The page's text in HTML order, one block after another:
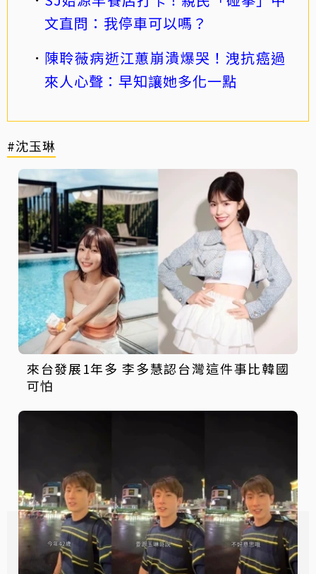
文直問：我停車可以嗎？
陳聆薇病逝江蕙崩潰爆哭！洩抗癌過
來人心聲：早知讓她多化一點
#沈玉琳
來台發展1年多 李多慧認台灣這件事比韓國
可怕